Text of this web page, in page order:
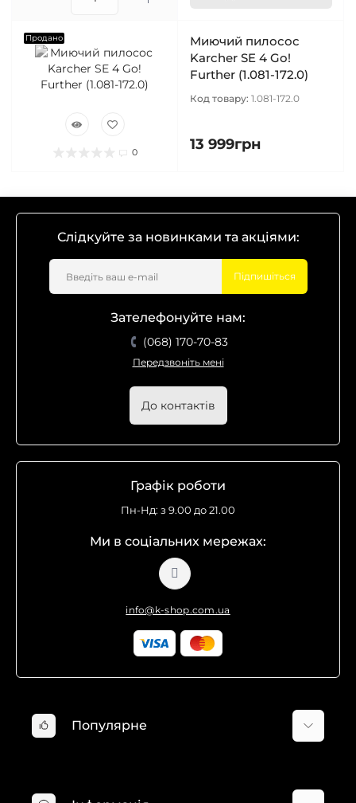
Продано
0
Миючий пилосос
Karcher SE 4 Go!
Further (1.081-172.0)
Код товару: 1.081-172.0
13 999грн
Слідкуйте за новинками та акціями:
Підпишіться
Зателефонуйте нам:
(068) 170-70-83
Передзвоніть мені
До контактів
Графік роботи
Пн-Нд: з 9.00 до 21.00
Ми в соціальних мережах:
info@k-shop.com.ua
Популярне
Пилососи Karcher